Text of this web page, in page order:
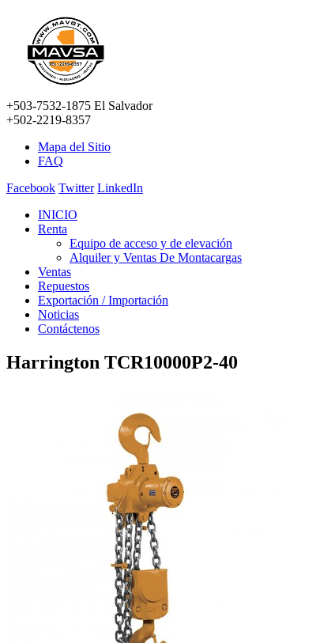
+503-7532-1875 El Salvador
+502-2219-8357
Mapa del Sitio
FAQ
Facebook Twitter LinkedIn
INICIO
Renta
Equipo de acceso y de elevación
Alquiler y Ventas De Montacargas
Ventas
Repuestos
Exportación / Importación
Noticias
Contáctenos
Harrington TCR10000P2-40